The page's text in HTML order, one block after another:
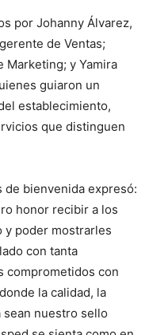
por Johanny Álvarez,
de Ventas;
Marketing; y Yamira
guiaron un
establecimiento,
que distinguen
de bienvenida expresó:
honor recibir a los
y poder mostrarles
con tanta
comprometidos con
la calidad, la
nuestro sello